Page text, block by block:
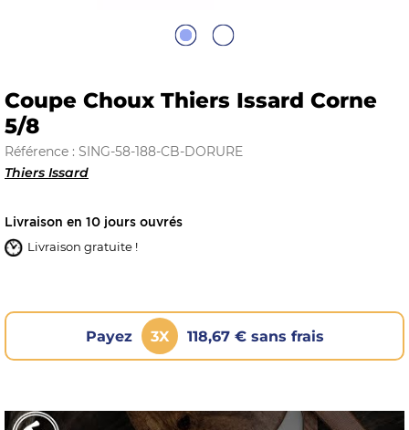
Coupe Choux Thiers Issard Corne
5/8
Référence : SING-58-188-CB-DORURE
Thiers Issard
Livraison en 10 jours ouvrés
Livraison gratuite !
Payez 3X 118,67 € sans frais